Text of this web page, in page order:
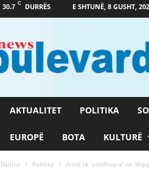
30.7 C DURRËS E SHTUNË, 8 GUSHT,
AKTUALITET POLITIKA
EUROPË BOTA KULTURË
Ballina Politika Armë të ‘prodhuara’ në